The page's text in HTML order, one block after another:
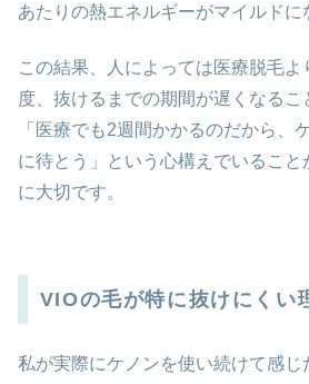
あたりの熱エネルギーがマイルドに
この結果、人によっては医療脱毛よ
度、抜けるまでの期間が遅くなるこ
「医療でも2週間かかるのだから、
に待とう」という心構えでいること
に大切です。
VIOの毛が特に抜けにくい
私が実際にケノンを使い続けて感じ